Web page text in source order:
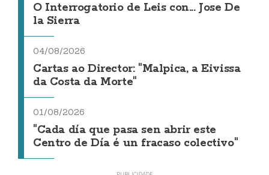
O Interrogatorio de Leis con... Jose De
la Sierra
04/08/2026
Cartas ao Director: "Malpica, a Eivissa
da Costa da Morte"
01/08/2026
"Cada día que pasa sen abrir este
Centro de Día é un fracaso colectivo"